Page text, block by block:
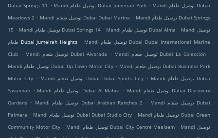
Dubai Springs 11
. Mandi توصيل طعام Dubai Jumeirah Park . Mandi توصيل طعام Dubai
Meadows 2 . Mandi توصيل طعام Dubai Dubai Marina . Mandi توصيل طعام Dubai Springs
15 . Mandi توصيل طعام Dubai Springs 14 . Mandi توصيل طعام Dubai Alma . Mandi توصيل
طعام Dubai Jumeirah Heights . Mandi توصيل طعام Dubai Dubai International Marine
Club . Mandi توصيل طعام Dubai Alvorada . Mandi توصيل طعام Dubai La Coleccion .
Mandi توصيل طعام Dubai Up Town Motor City . Mandi توصيل طعام Dubai Business Park
Motor City . Mandi توصيل طعام Dubai Dubai Sports City . Mandi توصيل طعام Dubai
Savannah . Mandi توصيل طعام Dubai Al Mahra . Mandi توصيل طعام Dubai Discovery
Gardens . Mandi توصيل طعام Dubai Arabian Ranches 2 . Mandi توصيل طعام Dubai
Palmera . Mandi توصيل طعام Dubai Dubai Studio City . Mandi توصيل طعام Dubai Green
Community Motor City . Mandi توصيل طعام Dubai City Centre Meaisem . Mandi توصيل